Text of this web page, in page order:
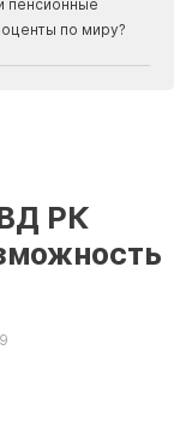
пенсионные
по миру?
РК